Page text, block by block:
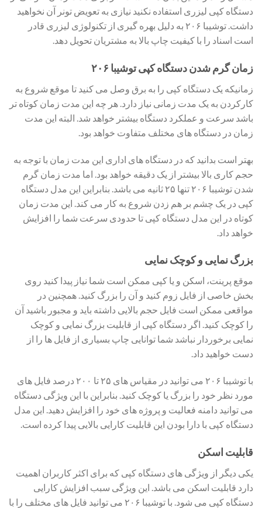
دستگاه کپی لیزری استفاده نکنید نیازی به تعویض تونر آن نخواهید
داشت. توشیبا ۲۰۶ به دلیل بهره گیری از تکنولوژی لیزری قادر
است اسناد را با کیفیت چاپ بالا به مشتریان تحویل دهد.
زمان گرم شدن دستگاه کپی توشیبا ۲۰۶
زمانیکه یک دستگاه کپی را به برق وصل می کنید تا موقع شروع به
کارکردن به یک مدت زمانی نیاز دارد. هر چه این مدت زمان کوتاه تر
باشد سرعت و عملکرد دستگاه بیشتر خواهد شد. البته این مدت
زمان در دستگاه های مختلف متفاوت خواهد بود.
بهتر است بدانید که در دستگاه های اداری این مدت زمان با توجه به
حجم کاری بالا بیشتر از یک دقیقه خواهد بود. اما مدت زمان گرم
شدن توشیبا ۲۰۶ تنها ۲۵ ثانیه می باشد. بنابراین این مدل دستگاه
کپی در یک چشم بر هم زدن شروع به کار می کند. این مدت زمان
کوتاه در این مدل دستگاه کپی تا حدودی سرعت شما را افزایش
خواهد داد.
بزرگ نمایی و کوچک نمایی
موقع پرینت، اسکن و یا کپی ممکن است شما نیاز پیدا کنید روی
بخش خاصی از فایل زوم کنید و آن را بزرگ کنید. همچنین در
مواقعی ممکن است فایل حجم بالایی داشته باید و مجبور باشید آن
را کوچک کنید. اگر دستگاه کپی از قابلیت بزرگ نمایی و کوچک
نمایی برخوردار نباشد شما توانایی چاپ بسیاری از فایل ها را از
دست خواهید داد.
با توشیبا ۲۰۶ می توانید در مقیاس های ۲۵ تا ۲۰۰ درصد فایل های
مورد نظر خود را بزرگ یا کوچک کنید. بنابراین با این ویژگی دستگاه
می توانید دامنه فعالیت و پروژه های خود را افزایش دهید. این مدل
دستگاه کپی با دارا بودن این قابلیت کارایی بالایی پیدا کرده است.
قابلیت اسکن
یکی دیگر از ویژگی های دستگاه کپی که برای اکثر کاربران اهمیت
دارد قابلیت اسکن می باشد. این ویژگی سبب افزایش کارایی
دستگاه کپی می شود. با توشیبا ۲۰۶ می توانید فایل های مختلف را با